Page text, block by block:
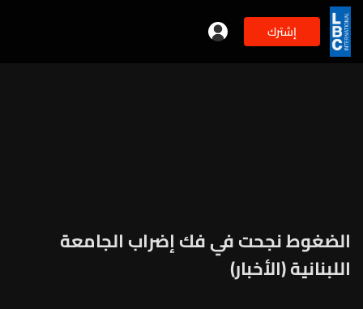
إشترك
الضغوط نجحت في فك إضراب الجامعة
اللبنانية (الأخبار)